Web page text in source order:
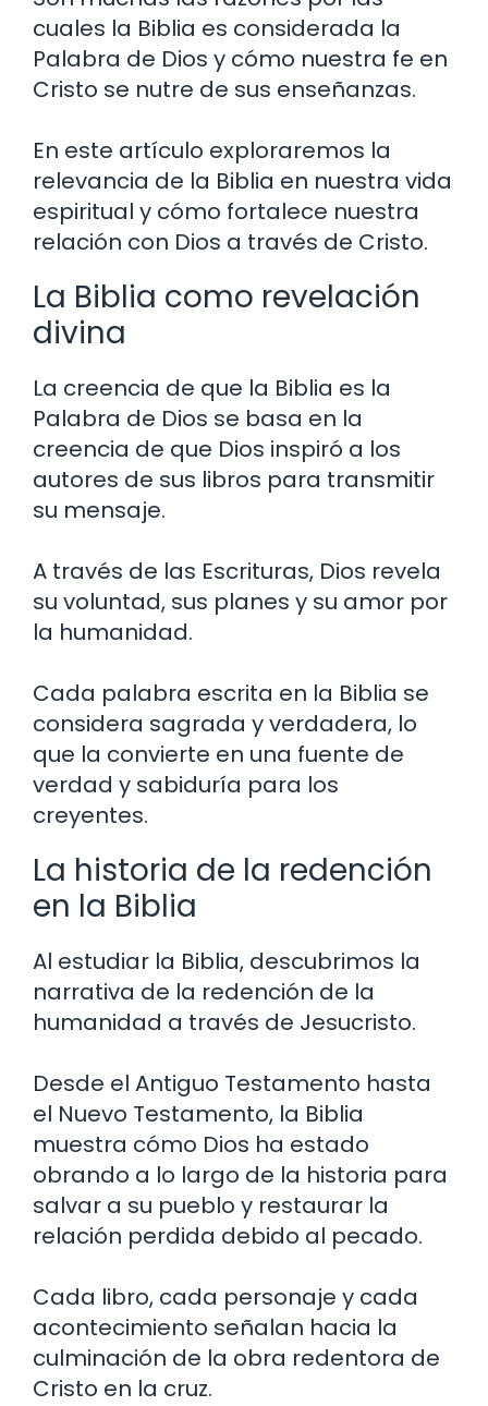
cuales la Biblia es considerada la
Palabra de Dios y cómo nuestra fe en
Cristo se nutre de sus enseñanzas.
En este artículo exploraremos la
relevancia de la Biblia en nuestra vida
espiritual y cómo fortalece nuestra
relación con Dios a través de Cristo.
La Biblia como revelación
divina
La creencia de que la Biblia es la
Palabra de Dios se basa en la
creencia de que Dios inspiró a los
autores de sus libros para transmitir
su mensaje.
A través de las Escrituras, Dios revela
su voluntad, sus planes y su amor por
la humanidad.
Cada palabra escrita en la Biblia se
considera sagrada y verdadera, lo
que la convierte en una fuente de
verdad y sabiduría para los
creyentes.
La historia de la redención
en la Biblia
Al estudiar la Biblia, descubrimos la
narrativa de la redención de la
humanidad a través de Jesucristo.
Desde el Antiguo Testamento hasta
el Nuevo Testamento, la Biblia
muestra cómo Dios ha estado
obrando a lo largo de la historia para
salvar a su pueblo y restaurar la
relación perdida debido al pecado.
Cada libro, cada personaje y cada
acontecimiento señalan hacia la
culminación de la obra redentora de
Cristo en la cruz.